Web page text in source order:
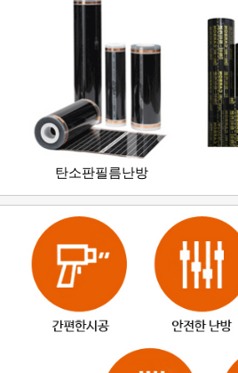
탄소판필름난방